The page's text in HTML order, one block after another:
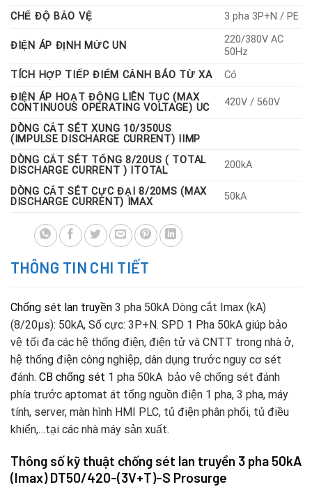
CHẾ ĐỘ BẢO VỆ
3 pha 3P+N / PE
ĐIỆN ÁP ĐỊNH MỨC UN
220/380V AC
50Hz
TÍCH HỢP TIẾP ĐIỂM CẢNH BÁO TỪ XA
Có
ĐIỆN ÁP HOẠT ĐỘNG LIÊN TỤC (MAX
CONTINUOUS OPERATING VOLTAGE) UC
420V / 560V
DÒNG CẮT SÉT XUNG 10/350US
(IMPULSE DISCHARGE CURRENT) IIMP
DÒNG CẮT SÉT TỔNG 8/20US ( TOTAL
DISCHARGE CURRENT ) ITOTAL
200kA
DÒNG CẮT SÉT CỰC ĐẠI 8/20ΜS (MAX
DISCHARGE CURRENT) IMAX
50kA
THÔNG TIN CHI TIẾT
Chống sét lan truyền 3 pha 50kA Dòng cắt Imax (kA)
(8/20μs): 50kA, Số cực: 3P+N. SPD 1 Pha 50kA giúp bảo
vệ tối đa các hệ thống điện, điện tử và CNTT trong nhà ở,
hệ thống điện công nghiệp, dân dụng trước nguy cơ sét
đánh. CB chống sét 1 pha 50kA bảo vệ chống sét đánh
phía trước aptomat át tổng nguồn điện 1 pha, 3 pha, máy
tính, server, màn hình HMI PLC, tủ điện phân phối, tủ điều
khiển,…tại các nhà máy sản xuất.
Thông số kỹ thuật chống sét lan truyền 3 pha 50kA
(Imax) DT50/420-(3V+T)-S Prosurge